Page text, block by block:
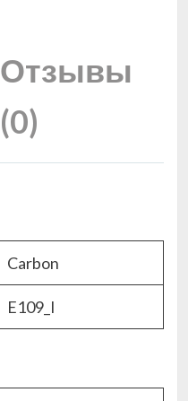
Отзывы
(0)
Carbon
E109_I